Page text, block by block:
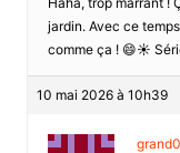
jardin. Avec ce
comme ça ! 😄☀️
10 mai 2026 à 10h39